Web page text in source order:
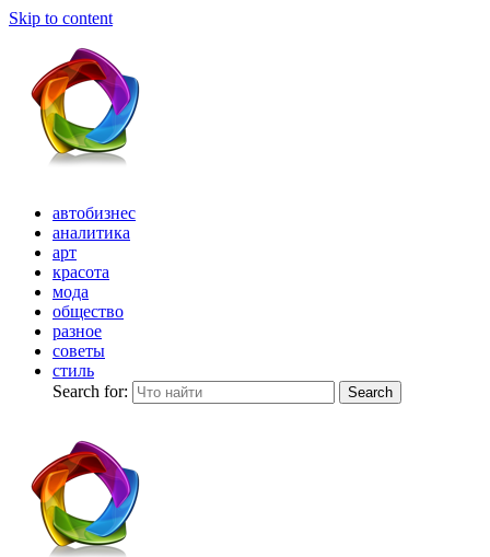
Skip to content
автобизнес
аналитика
арт
красота
мода
общество
разное
советы
стиль
Search for:
Search